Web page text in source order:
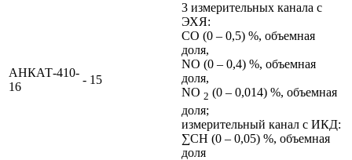
АНКАТ-410-
16
- 15
3 измерительных канала с
ЭХЯ:
СО (0 – 0,5) %, объемная
доля,
NO (0 – 0,4) %, объемная
доля,
NO 2 (0 – 0,014) %, объемная
доля;
измерительный канал с ИКД:
∑СН (0 – 0,05) %, объемная
доля